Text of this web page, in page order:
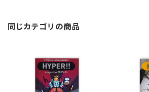
同じカテゴリの商品